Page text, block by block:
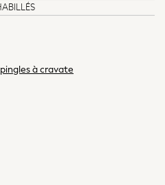
à cravate